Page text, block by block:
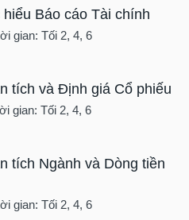
Báo cáo Tài chính
gian: Tối 2, 4, 6
tích và Định giá Cổ phiếu
gian: Tối 2, 4, 6
tích Ngành và Dòng tiền
gian: Tối 2, 4, 6